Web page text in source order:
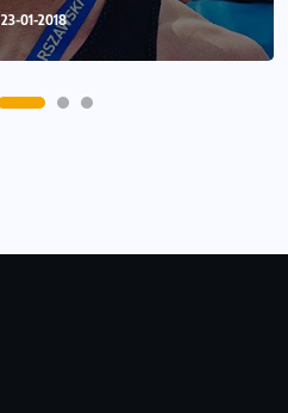
23-01-2018
05-01-2018